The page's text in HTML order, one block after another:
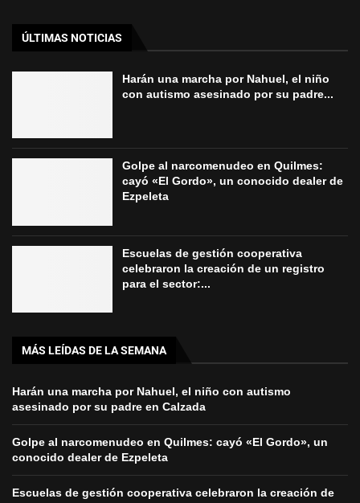
ÚLTIMAS NOTICIAS
Harán una marcha por Nahuel, el niño
con autismo asesinado por su padre...
Golpe al narcomenudeo en Quilmes:
cayó «El Gordo», un conocido dealer de
Ezpeleta
Escuelas de gestión cooperativa
celebraron la creación de un registro
para el sector:...
MÁS LEÍDAS DE LA SEMANA
Harán una marcha por Nahuel, el niño con autismo
asesinado por su padre en Calzada
Golpe al narcomenudeo en Quilmes: cayó «El Gordo», un
conocido dealer de Ezpeleta
Escuelas de gestión cooperativa celebraron la creación de